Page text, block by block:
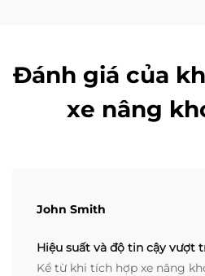
Đánh giá của
xe nâng
John Smith
Hiệu suất và độ tin cậy vượt
Kể từ khi tích hợp xe nâng